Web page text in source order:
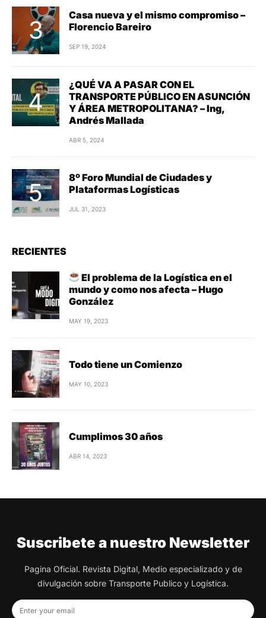
Casa nueva y el mismo compromiso –
Florencio Bareiro
SEP 19, 2024
¿QUÉ VA A PASAR CON EL
TRANSPORTE PÚBLICO EN ASUNCIÓN
Y ÁREA METROPOLITANA? – Ing,
Andrés Mallada
ABR 5, 2024
8º Foro Mundial de Ciudades y
Plataformas Logísticas
JUL 31, 2023
RECIENTES
El problema de la Logística en el
mundo y como nos afecta – Hugo
González
MAY 19, 2023
Todo tiene un Comienzo
MAY 10, 2023
Cumplimos 30 años
ABR 14, 2023
Suscribete a nuestro Newsletter
Pagina Oficial. Revista Digital, Medio especializado y de
divulgación sobre Transporte Publico y Logística.